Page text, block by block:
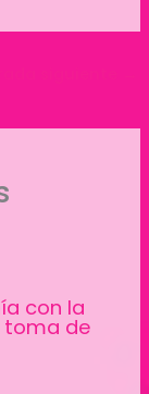
con la
toma de